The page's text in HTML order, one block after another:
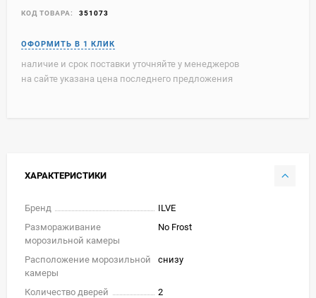
КОД ТОВАРА: 351073
наличие и срок поставки уточняйте у менеджеров
на сайте указана цена последнего предложения
ХАРАКТЕРИСТИКИ
Бренд
ILVE
Размораживание
морозильной камеры
No Frost
Расположение морозильной
камеры
снизу
Количество дверей
2